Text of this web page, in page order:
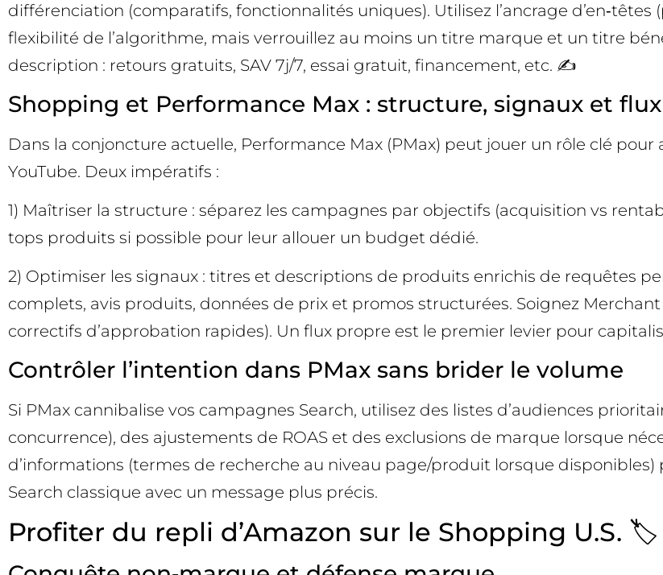
différenciation (comparatifs, fonctionnalités uniques). Utilisez l’ancrage
flexibilité de l’algorithme, mais verrouillez au moins un titre marque et un titre
description : retours gratuits, SAV 7j/7, essai gratuit, financement, etc. ✍️
Shopping et Performance Max : structure, signaux et flux
Dans la conjoncture actuelle, Performance Max (PMax) peut jouer un rôle clé
YouTube. Deux impératifs :
1) Maîtriser la structure : séparez les campagnes par objectifs (acquisition vs
tops produits si possible pour leur allouer un budget dédié.
2) Optimiser les signaux : titres et descriptions de produits enrichis de requêtes
complets, avis produits, données de prix et promos structurées. Soignez
correctifs d’approbation rapides). Un flux propre est le premier levier pour
Contrôler l’intention dans PMax sans brider le volume
Si PMax cannibalise vos campagnes Search, utilisez des listes d’audiences
concurrence), des ajustements de ROAS et des exclusions de marque lorsque
d’informations (termes de recherche au niveau page/produit lorsque
Search classique avec un message plus précis.
Profiter du repli d’Amazon sur le Shopping U.S. 🏷️